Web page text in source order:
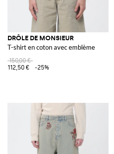
DRÔLE DE MONSIEUR
T-shirt en coton avec emblème
150,00 €
112,50 €
-25%